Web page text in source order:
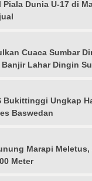
Dunia U-17 di
Cuaca Sumbar
Lahar Dingin
Bukittinggi Ungkap
Baswedan
Marapi
Meter